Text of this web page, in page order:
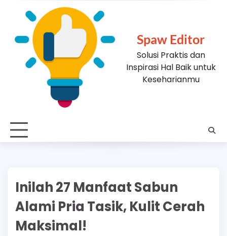
Spaw Editor
Solusi Praktis dan
Inspirasi Hal Baik untuk
Keseharianmu
Inilah 27 Manfaat Sabun
Alami Pria Tasik, Kulit Cerah
Maksimal!